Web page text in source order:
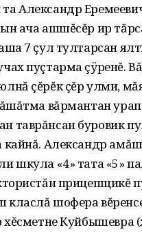
Александр
ача ашшĕсĕр ир
7 çул тултарсан
пуçтарма çÿренĕ.
çĕрĕк çĕр улми,
вăрмантан
таврăнсан буровик
кайнă. Александр
шкула «4» тата «5»
прицепщикĕ
шофера вĕренсе
хĕсметне